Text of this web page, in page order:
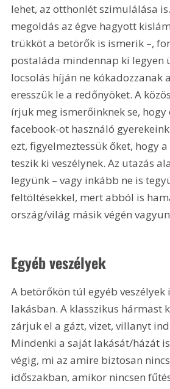
lehet, az otthonlét szimulálása
megoldás az égve hagyott
trükköt a betörők is ismerik –,
postaláda mindennap ki legyen
locsolás híján ne kókadozzanak
eresszük le a redőnyöket. A
írjuk meg ismerőinknek se, hogy
facebook-ot használó
ezt, figyelmeztessük őket, hogy
teszik ki veszélynek. Az utazás
legyünk – vagy inkább ne is
feltöltésekkel, mert abból is
ország/világ másik végén
Egyéb veszélyek
A betörőkön túl egyéb veszélyek
lakásban. A klasszikus hármast
zárjuk el a gázt, vizet, villanyt
Mindenki a saját lakását/házát
végig, mi az amire biztosan
időszakban, amikor nincsen